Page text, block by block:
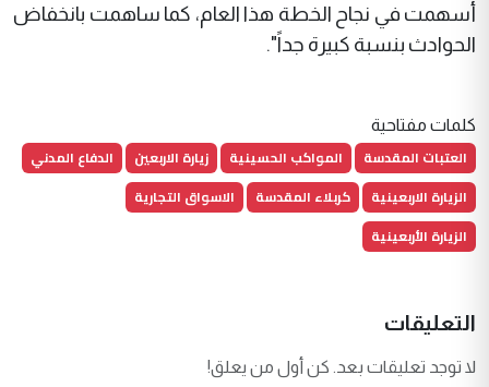
أسهمت في نجاح الخطة هذا العام، كما ساهمت بانخفاض
الحوادث بنسبة كبيرة جداً".
كلمات مفتاحية
العتبات المقدسة المواكب الحسينية زيارة الاربعين
الدفاع المدني
الزيارة الاربعينية
كربلاء المقدسة
الاسواق التجارية
الزيارة الأربعينية
التعليقات
لا توجد تعليقات بعد. كن أول من يعلق!